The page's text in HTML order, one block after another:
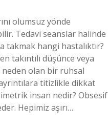
olumsuz yönde
Tedavi seanslar halinde
hangi hastalıktır?
takıntılı düşünce veya
neden olan bir ruhsal
titizlikle dikkat
insan nedir? Obsesif
Hepimiz aşırı…